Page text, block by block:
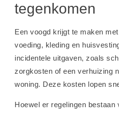
tegenkomen
Een voogd krijgt te maken
voeding, kleding en
incidentele uitgaven, zoals
zorgkosten of een verhuizing
woning. Deze kosten lopen
Hoewel er regelingen bestaan